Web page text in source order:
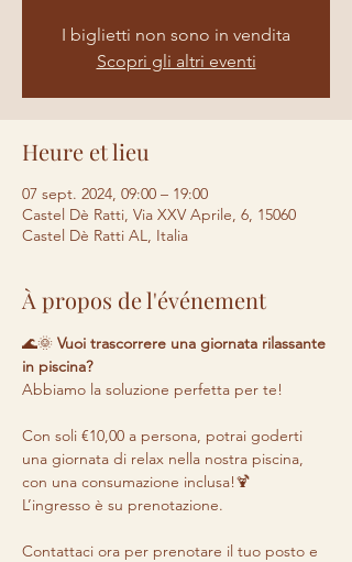
I biglietti non sono in vendita
Scopri gli altri eventi
Heure et lieu
07 sept. 2024, 09:00 – 19:00
Castel Dè Ratti, Via XXV Aprile, 6, 15060
Castel Dè Ratti AL, Italia
À propos de l'événement
🌊🌞 Vuoi trascorrere una giornata rilassante
in piscina?
Abbiamo la soluzione perfetta per te!
Con soli €10,00 a persona, potrai goderti
una giornata di relax nella nostra piscina,
con una consumazione inclusa!🍹
L’ingresso è su prenotazione.
Contattaci ora per prenotare il tuo posto e